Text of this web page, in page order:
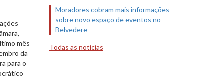
mês
da
para o
Moradores cobram mais informações
sobre novo espaço de eventos no
Belvedere
Todas as notícias